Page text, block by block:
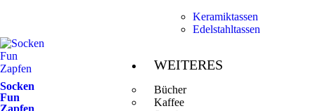
Keramiktassen
Edelstahltassen
WEITERES
Bücher
Kaffee
Socken
Fun